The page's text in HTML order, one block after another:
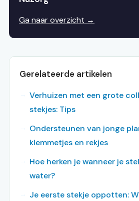
Ga naar overzicht →
Gerelateerde artikelen
Verhuizen met een grote
stekjes: Tips
Ondersteunen van jonge
klemmetjes en rekjes
Hoe herken je wanneer je
water?
Je eerste stekje oppotten: